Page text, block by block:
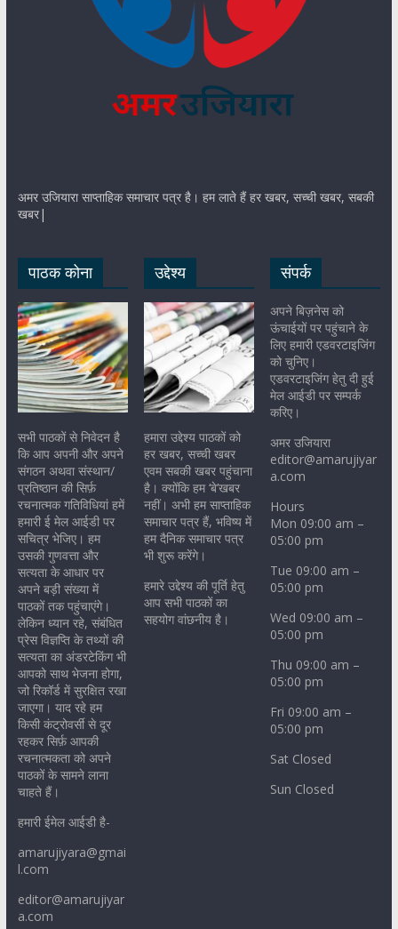
अमर उजियारा साप्ताहिक समाचार पत्र है। हम लाते हैं हर खबर, सच्ची खबर, सबकी
खबर|
पाठक कोना
सभी पाठकों से निवेदन है
कि आप अपनी और अपने
संगठन अथवा संस्थान/
प्रतिष्ठान की सिर्फ़
रचनात्मक गतिविधियां हमें
हमारी ई मेल आईडी पर
सचित्र भेजिए। हम
उसकी गुणवत्ता और
सत्यता के आधार पर
अपने बड़ी संख्या में
पाठकों तक पहुंचाएंगे।
लेकिन ध्यान रहे, संबंधित
प्रेस विज्ञप्ति के तथ्यों की
सत्यता का अंडरटेकिंग भी
आपको साथ भेजना होगा,
जो रिकॉर्ड में सुरक्षित रखा
जाएगा। याद रहे हम
किसी कंट्रोवर्सी से दूर
रहकर सिर्फ़ आपकी
रचनात्मकता को अपने
पाठकों के सामने लाना
चाहते हैं।
हमारी ईमेल आईडी है-
amarujiyara@gmai
l.com
editor@amarujiyar
a.com
उद्देश्य
हमारा उद्देश्य पाठकों को
हर खबर, सच्ची खबर
एवम सबकी खबर पहुंचाना
है। क्योंकि हम ‘बे’खबर
नहीं। अभी हम साप्ताहिक
समाचार पत्र हैं, भविष्य में
हम दैनिक समाचार पत्र
भी शुरू करेंगे।
हमारे उद्देश्य की पूर्ति हेतु
आप सभी पाठकों का
सहयोग वांछनीय है।
संपर्क
अपने बिज़नेस को
ऊंचाईयों पर पहुंचाने के
लिए हमारी एडवरटाइजिंग
को चुनिए।
एडवरटाइजिंग हेतु दी हुई
मेल आईडी पर सम्पर्क
करिए।
अमर उजियारा
editor@amarujiyar
a.com
Hours
Mon 09:00 am –
05:00 pm
Tue 09:00 am –
05:00 pm
Wed 09:00 am –
05:00 pm
Thu 09:00 am –
05:00 pm
Fri 09:00 am –
05:00 pm
Sat Closed
Sun Closed